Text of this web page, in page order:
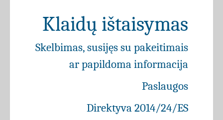
Klaidų ištaisymas
Skelbimas, susijęs su pakeitimais
ar papildoma informacija
Paslaugos
Direktyva 2014/24/ES